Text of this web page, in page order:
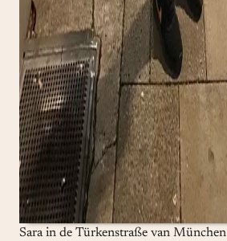
Sara in de Türkenstraße van München